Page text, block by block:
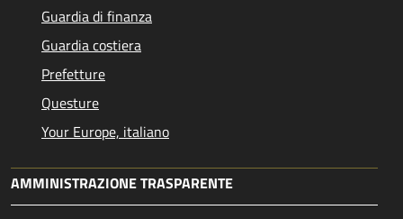
Guardia di finanza
Guardia costiera
Prefetture
Questure
Your Europe, italiano
AMMINISTRAZIONE TRASPARENTE